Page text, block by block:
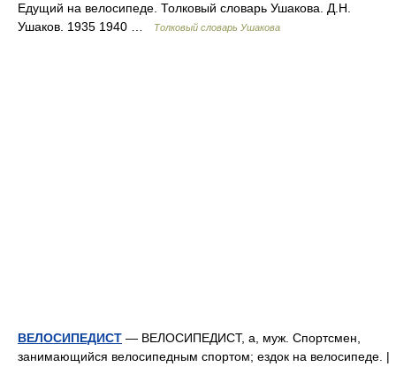
Едущий на велосипеде. Толковый словарь Ушакова. Д.Н.
Ушаков. 1935 1940 …
Толковый словарь Ушакова
ВЕЛОСИПЕДИСТ — ВЕЛОСИПЕДИСТ, а, муж. Спортсмен,
занимающийся велосипедным спортом; ездок на велосипеде. |